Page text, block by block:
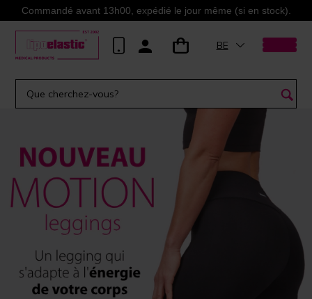
Commandé avant 13h00, expédié le jour même (si en stock).
BE